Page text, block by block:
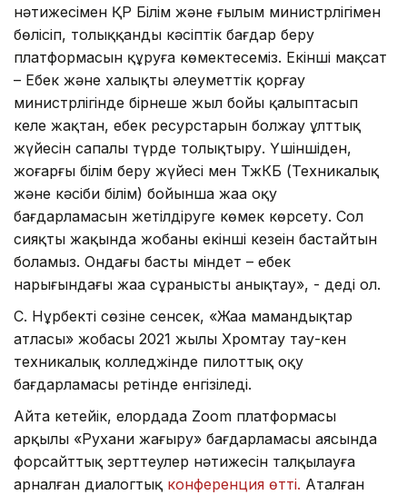
нәтижесімен ҚР Білім және ғылым министрлігімен
бөлісіп, толыққанды кәсіптік бағдар беру
платформасын құруға көмектесеміз. Екінші мақсат
– Еңбек және халықты әлеуметтік қорғау
министрлігінде бірнеше жыл бойы қалыптасып
келе жақтан, еңбек ресурстарын болжау ұлттық
жүйесін сапалы түрде толықтыру. Үшіншіден,
жоғарғы білім беру жүйесі мен ТжКБ (Техникалық
және кәсіби білім) бойынша жаңа оқу
бағдарламасын жетілдіруге көмек көрсету. Сол
сияқты жақында жобаның екінші кезеңін бастайтын
боламыз. Ондағы басты міндет – еңбек
нарығындағы жаңа сұранысты анықтау», - деді ол.
С. Нұрбектің сөзіне сенсек, «Жаңа мамандықтар
атласы» жобасы 2021 жылы Хромтау тау-кен
техникалық колледжінде пилоттық оқу
бағдарламасы ретінде енгізіледі.
Айта кетейік, елордада Zoom платформасы
арқылы «Рухани жаңғыру» бағдарламасы аясында
форсайттық зерттеулер нәтижесін талқылауға
арналған диалогтық конференция өтті. Аталған